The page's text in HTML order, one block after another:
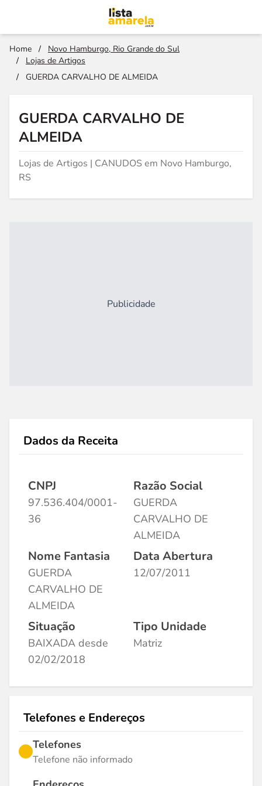
Home /
Novo Hamburgo, Rio Grande do Sul
/
Lojas de Artigos
/
GUERDA CARVALHO DE ALMEIDA
GUERDA CARVALHO DE
ALMEIDA
Lojas de Artigos | CANUDOS em Novo Hamburgo,
RS
Publicidade
Dados da Receita
CNPJ
97.536.404/0001-
36
Razão Social
GUERDA
CARVALHO DE
ALMEIDA
Nome Fantasia
GUERDA
CARVALHO DE
ALMEIDA
Data Abertura
12/07/2011
Situação
BAIXADA desde
02/02/2018
Tipo Unidade
Matriz
Telefones e Endereços
Telefones
Telefone não informado